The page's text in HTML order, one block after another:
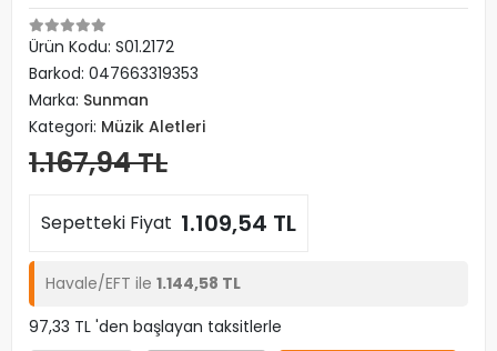
Ürün Kodu: S01.2172
Barkod: 047663319353
Marka: Sunman
Kategori: Müzik Aletleri
1.167,94 TL
Sepetteki Fiyat 1.109,54 TL
Havale/EFT ile 1.144,58 TL
97,33 TL 'den başlayan taksitlerle